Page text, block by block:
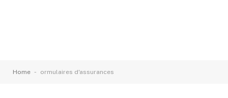
Home - ormulaires d'assurances